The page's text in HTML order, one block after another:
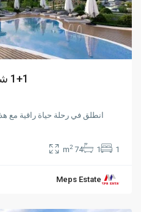
1+1 شاطئ السلام، روعة الجبل
انطلق في رحلة حياة راقية مع
1
1
74 m
2
Meps EstateKarakum,